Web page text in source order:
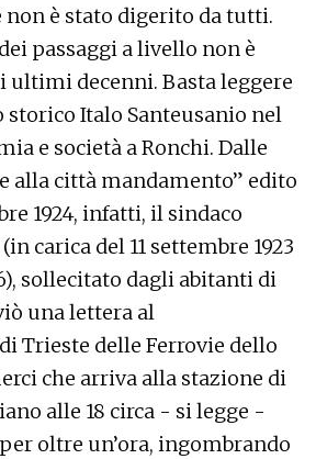
non è stato digerito da tutti.
passaggi a livello non è
ultimi decenni. Basta leggere
Italo Santeusanio nel
e società a Ronchi. Dalle
alla città mandamento” edito
1924, infatti, il sindaco
carica del 11 settembre 1923
sollecitato dagli abitanti di
una lettera al
Trieste delle Ferrovie dello
che arriva alla stazione di
alle 18 circa - si legge -
oltre un’ora, ingombrando